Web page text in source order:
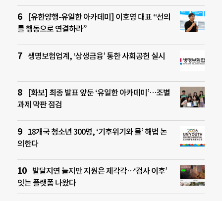
[유한양행-유일한 아카데미] 이호영 대표 “선의
를 행동으로 연결하라”
생명보험업계, ‘상생금융’ 통한 사회공헌 실시
[화보] 최종 발표 앞둔 ‘유일한 아카데미’…조별
과제 막판 점검
18개국 청소년 300명, ‘기후위기와 물’ 해법 논
의한다
발달지연 늘지만 지원은 제각각…‘검사 이후’
잇는 플랫폼 나왔다